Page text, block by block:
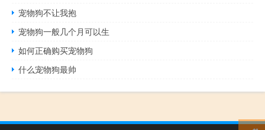
宠物狗不让我抱
宠物狗一般几个月可以生
如何正确购买宠物狗
什么宠物狗最帅